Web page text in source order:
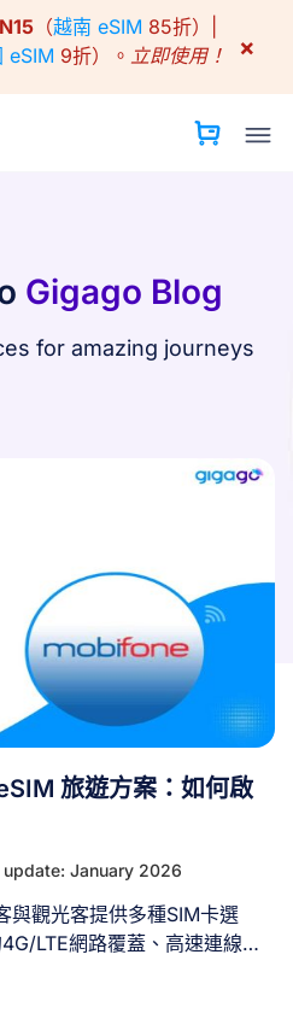
（越南 eSIM 85折）|
eSIM 9折）。 立即使用！ ×
Gigago Blog
for amazing journeys
旅遊方案：如何啟
January 2026
觀光客提供多種SIM卡選
LTE網路覆蓋、高速連線，